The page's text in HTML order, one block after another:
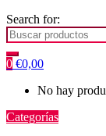
Search for:
0 €0,00
No hay
Categorías